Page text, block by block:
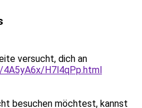
versucht, dich an
H7l4qPp.html
besuchen möchtest, kannst